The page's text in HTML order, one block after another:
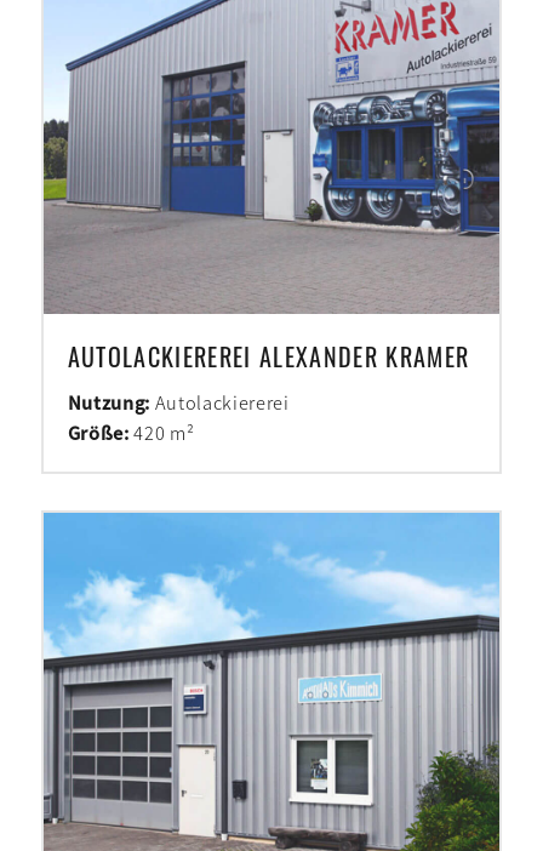
AUTOLACKIEREREI ALEXANDER KRAMER
Nutzung: Autolackiererei
Größe:420 m²